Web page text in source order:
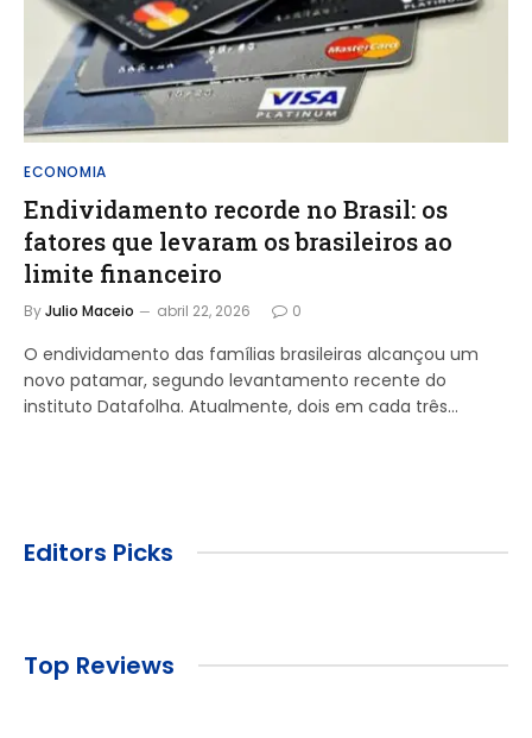
ECONOMIA
Endividamento recorde no Brasil: os
fatores que levaram os brasileiros ao
limite financeiro
ByJulio Maceio abril 22, 2026 0
O endividamento das famílias brasileiras alcançou um
novo patamar, segundo levantamento recente do
instituto Datafolha. Atualmente, dois em cada três…
Editors Picks
Top Reviews